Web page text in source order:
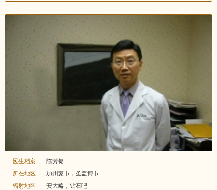
医生档案
陈芳铭
所在地区
加州蒙市，圣盖博市
辐射地区
安大略，钻石吧